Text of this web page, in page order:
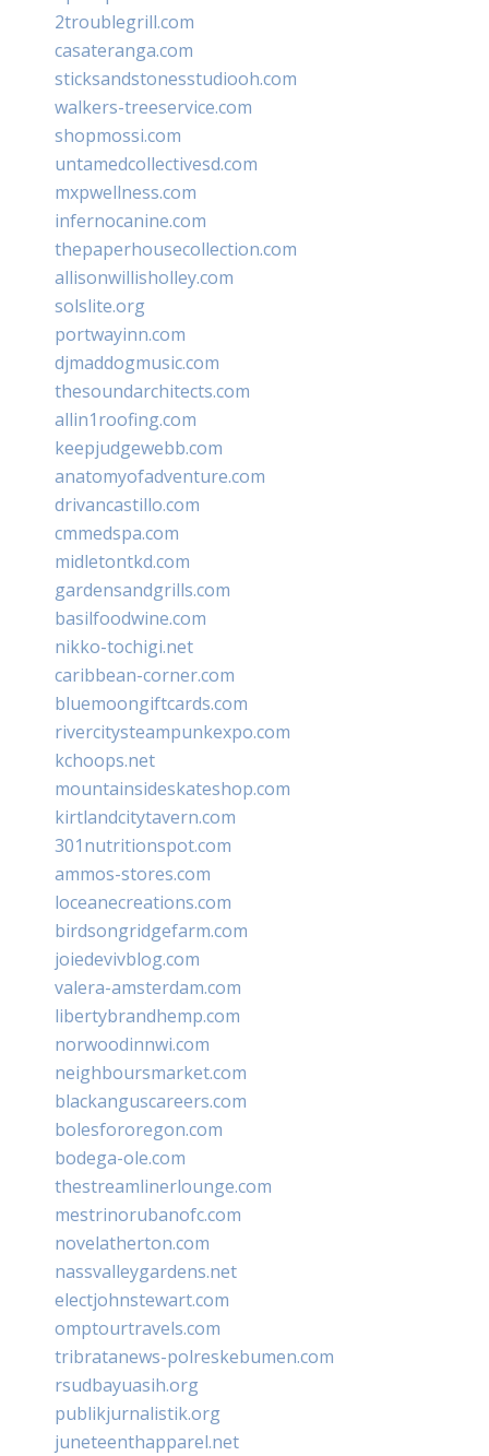
2troublegrill.com
casateranga.com
sticksandstonesstudiooh.com
walkers-treeservice.com
shopmossi.com
untamedcollectivesd.com
mxpwellness.com
infernocanine.com
thepaperhousecollection.com
allisonwillisholley.com
solslite.org
portwayinn.com
djmaddogmusic.com
thesoundarchitects.com
allin1roofing.com
keepjudgewebb.com
anatomyofadventure.com
drivancastillo.com
cmmedspa.com
midletontkd.com
gardensandgrills.com
basilfoodwine.com
nikko-tochigi.net
caribbean-corner.com
bluemoongiftcards.com
rivercitysteampunkexpo.com
kchoops.net
mountainsideskateshop.com
kirtlandcitytavern.com
301nutritionspot.com
ammos-stores.com
loceanecreations.com
birdsongridgefarm.com
joiedevivblog.com
valera-amsterdam.com
libertybrandhemp.com
norwoodinnwi.com
neighboursmarket.com
blackanguscareers.com
bolesfororegon.com
bodega-ole.com
thestreamlinerlounge.com
mestrinorubanofc.com
novelatherton.com
nassvalleygardens.net
electjohnstewart.com
omptourtravels.com
tribratanews-polreskebumen.com
rsudbayuasih.org
publikjurnalistik.org
juneteenthapparel.net